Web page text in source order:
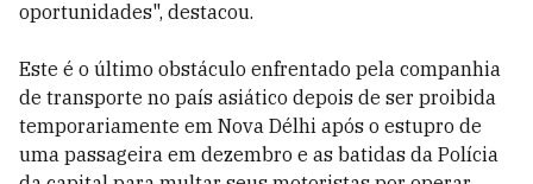
oportunidades", destacou.
Este é o último obstáculo enfrentado pela companhia
de transporte no país asiático depois de ser proibida
temporariamente em Nova Délhi após o estupro de
uma passageira em dezembro e as batidas da Polícia